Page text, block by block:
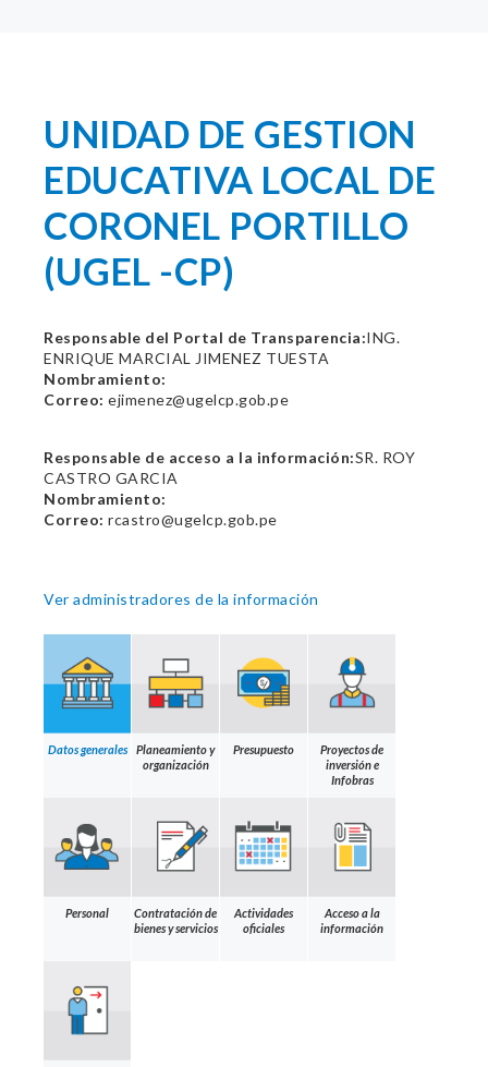
UNIDAD DE GESTION
EDUCATIVA LOCAL DE
CORONEL PORTILLO
(UGEL -CP)
Responsable del Portal de Transparencia:ING.
ENRIQUE MARCIAL JIMENEZ TUESTA
Nombramiento:
Correo: ejimenez@ugelcp.gob.pe
Responsable de acceso a la información:SR. ROY
CASTRO GARCIA
Nombramiento:
Correo: rcastro@ugelcp.gob.pe
Ver administradores de la información
Datos generales
Planeamiento y
organización
Presupuesto
Proyectos de
inversión e
Infobras
Personal
Contratación de
bienes y servicios
Actividades
oficiales
Acceso a la
información